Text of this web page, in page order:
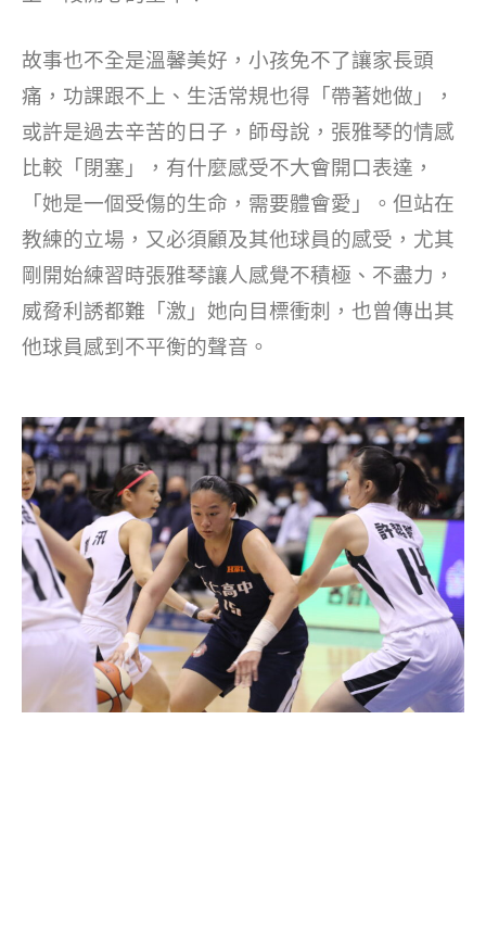
故事也不全是溫馨美好，小孩免不了讓家長頭
痛，功課跟不上、生活常規也得「帶著她做」，
或許是過去辛苦的日子，師母說，張雅琴的情感
比較「閉塞」，有什麼感受不大會開口表達，
「她是一個受傷的生命，需要體會愛」。但站在
教練的立場，又必須顧及其他球員的感受，尤其
剛開始練習時張雅琴讓人感覺不積極、不盡力，
威脅利誘都難「激」她向目標衝刺，也曾傳出其
他球員感到不平衡的聲音。